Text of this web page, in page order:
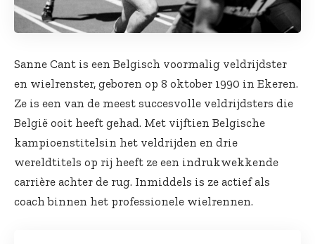
Sanne Cant is een Belgisch voormalig veldrijdster
en wielrenster, geboren op 8 oktober 1990 in Ekeren.
Ze is een van de meest succesvolle veldrijdsters die
België ooit heeft gehad. Met vijftien Belgische
kampioenstitelsin het veldrijden en drie
wereldtitels op rij heeft ze een indrukwekkende
carrière achter de rug. Inmiddels is ze actief als
coach binnen het professionele wielrennen.